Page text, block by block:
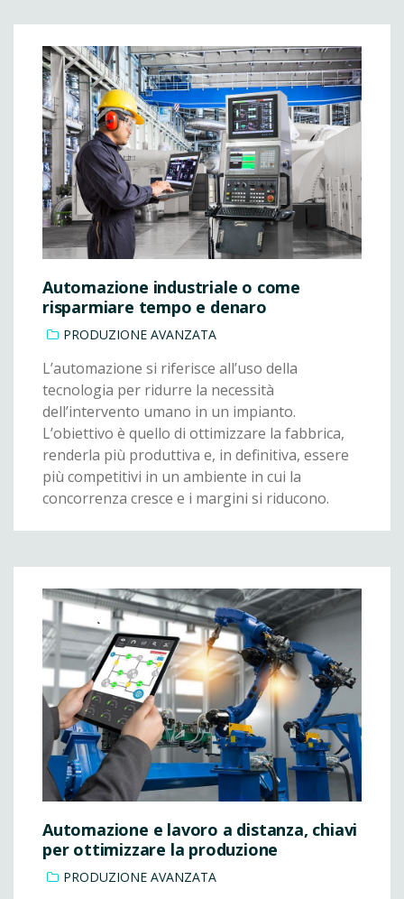
Automazione industriale o come
risparmiare tempo e denaro
PRODUZIONE AVANZATA
L’automazione si riferisce all’uso della
tecnologia per ridurre la necessità
dell’intervento umano in un impianto.
L’obiettivo è quello di ottimizzare la fabbrica,
renderla più produttiva e, in definitiva, essere
più competitivi in un ambiente in cui la
concorrenza cresce e i margini si riducono.
Automazione e lavoro a distanza, chiavi
per ottimizzare la produzione
PRODUZIONE AVANZATA